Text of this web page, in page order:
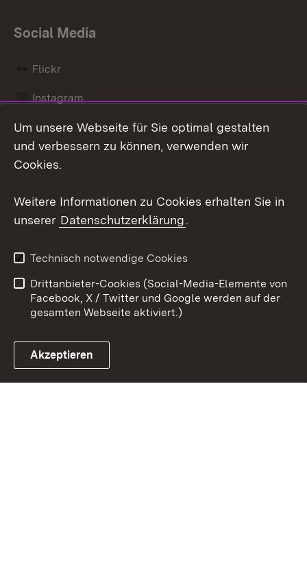
Social Media
Flickr
Instagram
Social Wall
Link zum Landesportal
Barrierefreiheit
Benutzungshinweise
Impressum
Cookies
Um unsere Webseite für Sie optimal gestalten
und verbessern zu können, verwenden wir
Cookies.
Weitere Informationen zu Cookies erhalten Sie in
unserer Datenschutzerklärung.
Technisch notwendige Cookies
Drittanbieter-Cookies (Social-Media-Elemente von
Facebook, X / Twitter und Google werden auf der
gesamten Webseite aktiviert.)
Akzeptieren